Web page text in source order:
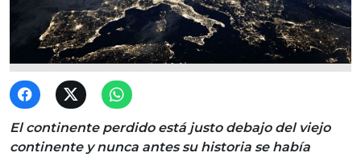
El continente perdido está justo debajo del viejo
continente y nunca antes su historia se había